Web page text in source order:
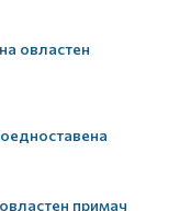
овластен
примач